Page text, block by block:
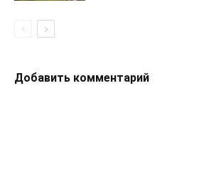
Добавить комментарий